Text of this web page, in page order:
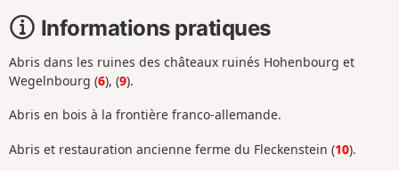
Informations pratiques
Abris dans les ruines des châteaux ruinés Hohenbourg et
Wegelnbourg (6), (9).
Abris en bois à la frontière franco-allemande.
Abris et restauration ancienne ferme du Fleckenstein (10).